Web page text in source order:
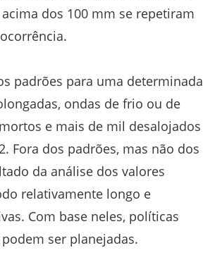
dos 100 mm se repetiram
padrões para uma determinada
ondas de frio ou de
e mais de mil desalojados
Fora dos padrões, mas não dos
da análise dos valores
relativamente longo e
Com base neles, políticas
ser planejadas.